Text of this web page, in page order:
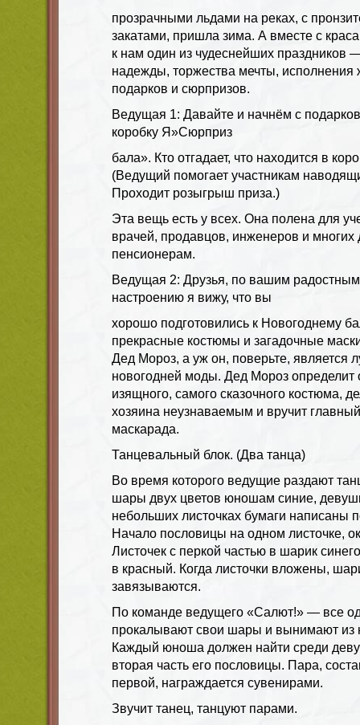
прозрачными льдами на реках, с
закатами, пришла зима. А вместе с
к нам один из чудеснейших праздников
надежды, торжества мечты, исполнения
подарков и сюрпризов.
Ведущая 1: Давайте и начнём с
коробку Я»Сюрприз
бала». Кто отгадает, что находится в
(Ведущий помогает участникам
Проходит розыгрыш приза.)
Эта вещь есть у всех. Она полена для
врачей, продавцов, инженеров и многих
пенсионерам.
Ведущая 2: Друзья, по вашим
настроению я вижу, что вы
хорошо подготовились к Новогоднему
прекрасные костюмы и загадочные
Дед Мороз, а уж он, поверьте, является
новогодней моды. Дед Мороз определит
изящного, самого сказочного костюма,
хозяина неузнаваемым и вручит
маскарада.
Танцевальный блок. (Два танца)
Во время которого ведущие раздают
шары двух цветов юношам синие,
небольших листочках бумаги написаны
Начало пословицы на одном листочке,
Листочек с перкой частью в шарик
в красный. Когда листочки вложены,
завязываются.
По команде ведущего «Салют!» — все
прокалывают свои шары и вынимают из
Каждый юноша должен найти среди
вторая часть его пословицы. Пара,
первой, награждается сувенирами.
Звучит танец, танцуют парами.